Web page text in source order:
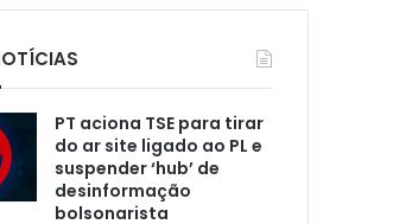
PT aciona TSE para tirar
do ar site ligado ao PL e
suspender ‘hub’ de
desinformação
bolsonarista